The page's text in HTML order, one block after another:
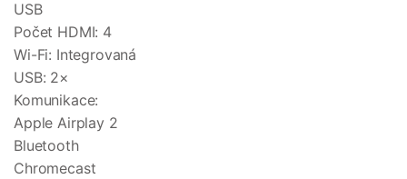
USB
Počet HDMI: 4
Wi-Fi: Integrovaná
USB: 2×
Komunikace:
Apple Airplay 2
Bluetooth
Chromecast